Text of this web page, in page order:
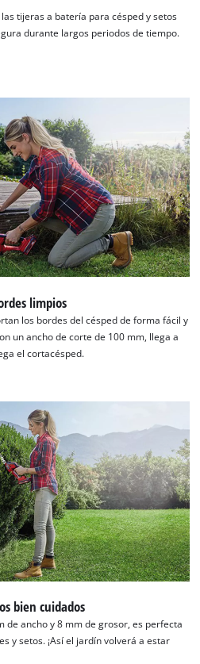
su consentimiento para
el servicio Google Maps!
is not permitted to load due
that are not disclosed to the
website owner needs to setup
byUsercentrics Consent
Management Platform
tijeras a batería para césped y setos
durante largos periodos de tiempo.
limpios
los bordes del césped de forma fácil y
un ancho de corte de 100 mm, llega a
el cortacésped.
bien cuidados
de ancho y 8 mm de grosor, es perfecta
y setos. ¡Así el jardín volverá a estar